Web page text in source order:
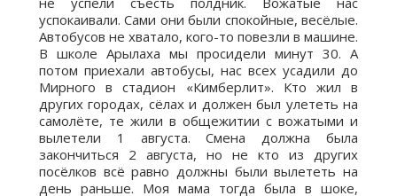
успокаивали. Сами они были спокойные, весёлые.
Автобусов не хватало, кого-то повезли в машине.
В школе Арылаха мы просидели минут 30. А
потом приехали автобусы, нас всех усадили до
Мирного в стадион «Кимберлит». Кто жил в
других городах, сёлах и должен был улететь на
самолёте, те жили в общежитии с вожатыми и
вылетели 1 августа. Смена должна была
закончиться 2 августа, но не кто из других
посёлков всё равно должны были вылететь на
день раньше. Моя мама тогда была в шоке,